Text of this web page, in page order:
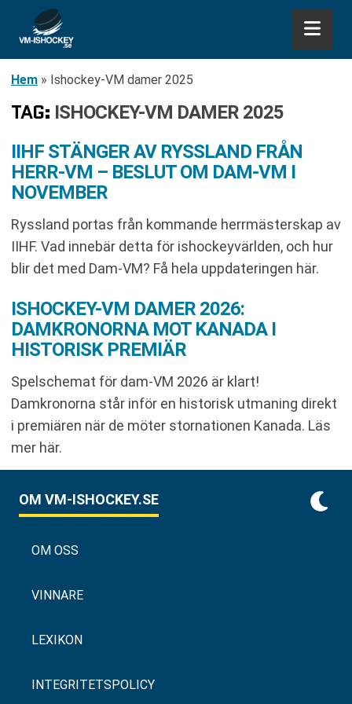
Hem » Ishockey-VM damer 2025
TAG: ISHOCKEY-VM DAMER 2025
IIHF STÄNGER AV RYSSLAND FRÅN
HERR-VM – BESLUT OM DAM-VM I
NOVEMBER
Ryssland portas från kommande herrmästerskap av
IIHF. Vad innebär detta för ishockeyvärlden, och hur
blir det med Dam-VM? Få hela uppdateringen här.
ISHOCKEY-VM DAMER 2026:
DAMKRONORNA MOT KANADA I
HISTORISK PREMIÄR
Spelschemat för dam-VM 2026 är klart!
Damkronorna står inför en historisk utmaning direkt
i premiären när de möter stornationen Kanada. Läs
mer här.
OM VM-ISHOCKEY.SE
OM OSS
VINNARE
LEXIKON
INTEGRITETSPOLICY